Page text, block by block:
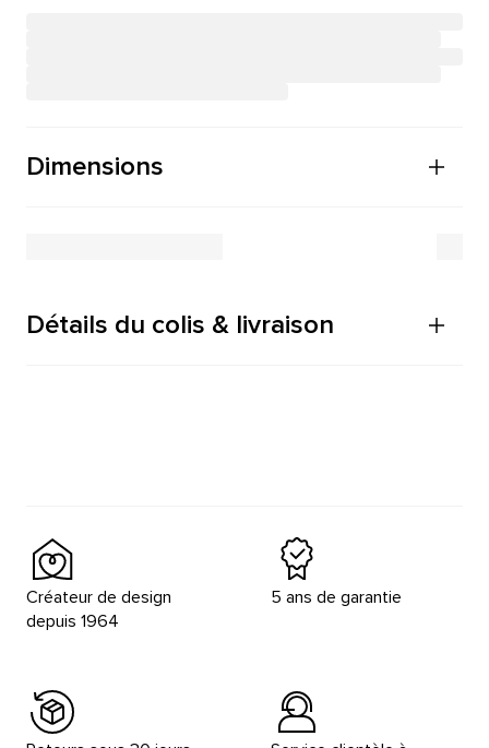
Dimensions
Détails du colis & livraison
Créateur de design
depuis 1964
5 ans de garantie